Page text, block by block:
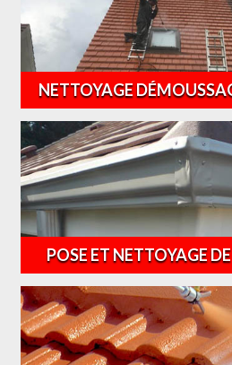
NETTOYAGE
POSE ET NETTOYAGE